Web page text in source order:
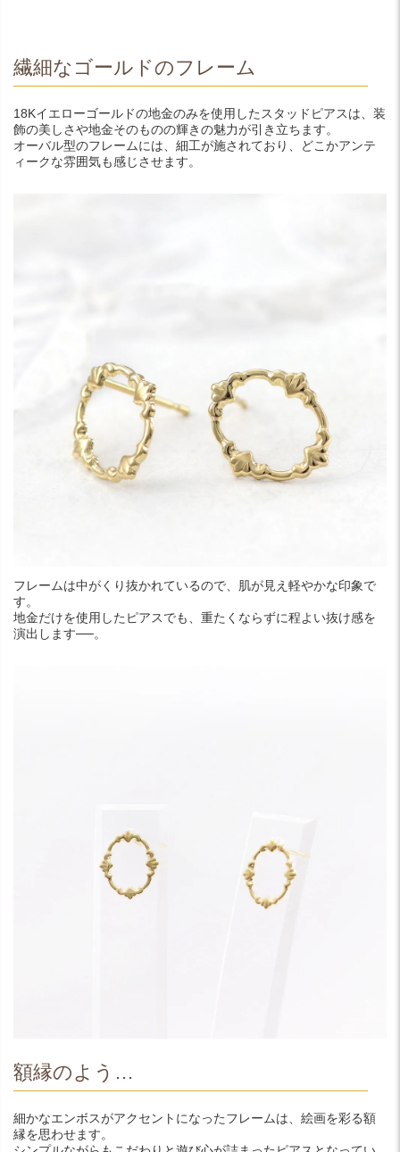
繊細なゴールドのフレーム
18Kイエローゴールドの地金のみを使用したスタッドピアスは、装
飾の美しさや地金そのものの輝きの魅力が引き立ちます。
オーバル型のフレームには、細工が施されており、どこかアンテ
ィークな雰囲気も感じさせます。
フレームは中がくり抜かれているので、肌が見え軽やかな印象で
す。
地金だけを使用したピアスでも、重たくならずに程よい抜け感を
演出します──。
額縁のよう…
細かなエンボスがアクセントになったフレームは、絵画を彩る額
縁を思わせます。